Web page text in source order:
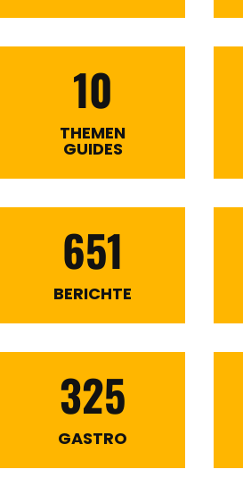
10
THEMEN
GUIDES
651
BERICHTE
325
GASTRO